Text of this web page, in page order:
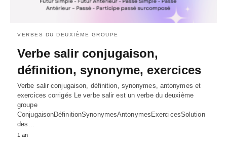
VERBES DU DEUXIÈME GROUPE
Verbe salir conjugaison,
définition, synonyme, exercices
Verbe salir conjugaison, définition, synonymes, antonymes et
exercices corrigés Le verbe salir est un verbe du deuxième
groupe
ConjugaisonDéfinitionSynonymesAntonymesExercicesSolution
des…
1 an